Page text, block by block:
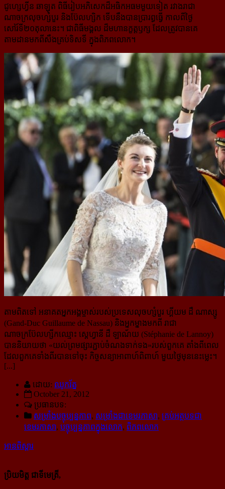
ជូហ្សេហ្វីន ឆាឡុត ពិធីរៀបអភិសេកដ៏​អធិកអធម​​មួយទៀត រវាងរាជា
ណាចក្រលុចហ្សំបួរ និងប៊ែលហ្សិក ទើបនឹងបានប្រារព្ធធ្វើ កាលពីថ្ងៃ
សៅរ៍ទី២០តុលា​​នេះ។ ជាពិធីមង្គល ដ៏មហានក្ខ​ត្ត​ឫក្ស​ ដែលត្រូវបានគេ
តាមដានមកពីសឹងគ្រប់ទិសទី ក្នុងពិភពលោក។
តាមពិតទៅ អនាគតអ្នកអង្គម្ចាស់របស់ប្រទេសលុចហ្សំបួរ ហ្គីយម ដឺ ណាស្សូ
(Gand-Duc Guillaume de Nassau) និង​អ្នកម្នាងមកពី រាជា
ណាចក្រប៊ែលហ្សីកឈ្មោះ ស្តេហ្វានី ដឺ ឡាណ័យ (Stéphanie de Lannoy)
បាននិយាយថា «យល់ព្រមផ្សារភ្ជាប់​ចំណងទាក់ទង»របស់ពួកគេ តាំងពីពេល
ដែលពួកគេទាំងពីរបានទៅចុះ កិច្ចសន្យាអាពាហ៍ពិពាហ៍ មួយថ្ងៃមុននេះម្លេះ។
[...]
ដោយ: ឈូករ័ត្ន
October 21, 2012
ប្រធានបទ:
សម្រាំងបច្ចុប្បន្នភាព, សម្រាំងជាខេមរភាសា, គ្រប់អត្ថបទជា
ខេមរភាសា, បច្ចុប្បន្នភាពក្នុងលោក, ពិភពលោក
អានពិស្ដារ
ប្រិយមិត្ត ជាទីមេត្រី,